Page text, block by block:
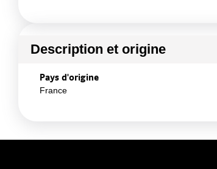
Description et origine
Pays d'origine
France